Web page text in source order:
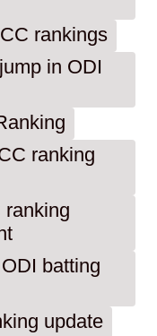
rankings
in ODI
ranking
ranking
batting
update